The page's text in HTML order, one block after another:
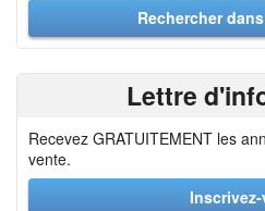
Lettre
Recevez GRATUITEMENT les
vente.